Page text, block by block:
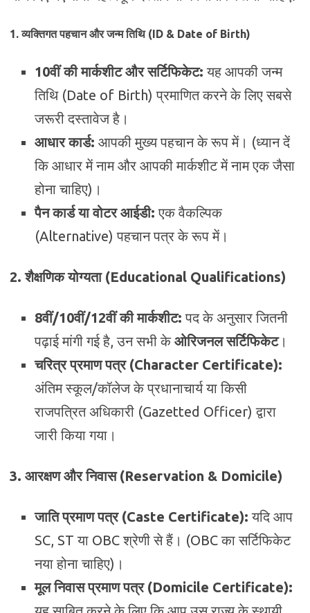
1. व्यक्तिगत पहचान और जन्म तिथि (ID & Date of Birth)
10वीं की मार्कशीट और सर्टिफिकेट: यह आपकी जन्म
तिथि (Date of Birth) प्रमाणित करने के लिए सबसे
जरूरी दस्तावेज है।
आधार कार्ड: आपकी मुख्य पहचान के रूप में। (ध्यान दें
कि आधार में नाम और आपकी मार्कशीट में नाम एक जैसा
होना चाहिए)।
पैन कार्ड या वोटर आईडी: एक वैकल्पिक
(Alternative) पहचान पत्र के रूप में।
2. शैक्षणिक योग्यता (Educational Qualifications)
8वीं/10वीं/12वीं की मार्कशीट: पद के अनुसार जितनी
पढ़ाई मांगी गई है, उन सभी केओरिजनल सर्टिफिकेट।
चरित्र प्रमाण पत्र (Character Certificate):
अंतिम स्कूल/कॉलेज के प्रधानाचार्य या किसी
राजपत्रित अधिकारी (Gazetted Officer) द्वारा
जारी किया गया।
3. आरक्षण और निवास (Reservation & Domicile)
जाति प्रमाण पत्र (Caste Certificate): यदि आप
SC, ST या OBC श्रेणी से हैं। (OBC का सर्टिफिकेट
नया होना चाहिए)।
मूल निवास प्रमाण पत्र (Domicile Certificate):